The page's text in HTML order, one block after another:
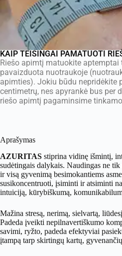
KAIP TEISINGAI PAMATUOTI
Riešo apimtį matuokite aptemptai
pavaizduota nuotraukoje
apimties). Jokiu būdu nepridėkite
centimetrų, nes apyrankė bus per
riešo apimtį pagaminsime
Aprašymas
AZURITAS stiprina vidinę išmintį,
sudėtingais dalykais. Naudingas ne
ir visą gyvenimą besimokantiems
susikoncentruoti, įsiminti ir atsiminti
intuiciją, kūrybiškumą,
Mažina stresą, nerimą, sielvartą,
Padeda įveikti nepilnavertiškumo
savimi, ryžto, padeda efektyviai
įtampą tarp skirtingų kartų,